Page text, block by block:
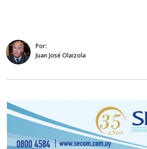
Por:
Juan José Olaizola